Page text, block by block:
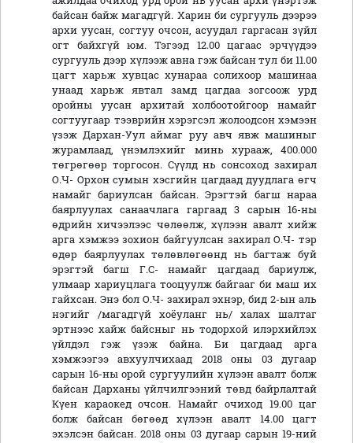
байсан байж магадгүй. Харин би сургууль дээрээ
архи уусан, согтуу очсон, асуудал гаргасан зүйл
огт байхгүй юм. Тэгээд 12.00 цагаас эрчүүдээ
сургууль дээр хүлээж авна гэж байсан тул би 11.00
цагт харьж хувцас хунараа солихоор машинаа
унаад харьж явтал замд цагдаа зогсоож урд
оройны уусан архитай холбоотойгоор намайг
согтуугаар тээврийн хэрэгсэл жолоодсон хэмээн
үзэж Дархан-Уул аймаг руу авч явж машиныг
журамлаад, үнэмлэхийг минь хурааж, 400.000
төгрөгөөр торгосон. Сүүлд нь сонсоход захирал
О.Ч- Орхон сумын хэсгийн цагдаад дуудлага өгч
намайг бариулсан байсан. Эрэгтэй багш нараа
баярлуулах санаачлага гаргаад 3 сарын 16-ны
өдрийн хичээлээс чөлөөлж, хүлээн авалт хийж
арга хэмжээ зохион байгуулсан захирал О.Ч- тэр
өдөр баярлуулах төлөвлөгөөнд нь багтаж буй
эрэгтэй багш Г.С- намайг цагдаад бариулж,
улмаар хариуцлага тооцуулж байгааг би маш их
гайхсан. Энэ бол О.Ч- захирал эхнэр, бид 2-ын аль
нэгийг /магадгүй хоёуланг нь/ халах шалтаг
эртнээс хайж байсныг нь тодорхой илэрхийлэх
үйлдэл гэж үзэж байна. Би цагдаад арга
хэмжээгээ авхуулчихаад 2018 оны 03 дугаар
сарын 16-ны орой сургуулийн хүлээн авалт болж
байсан Дарханы үйлчилгээний төвд байрлалтай
Күен караокед очсон. Намайг очиход 19.00 цаг
болж байсан бөгөөд хүлээн авалт 14.00 цагт
эхэлсэн байсан. 2018 оны 03 дугаар сарын 19-ний